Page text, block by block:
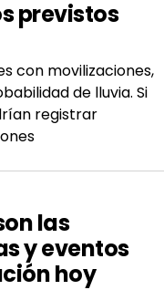
previstos
con movilizaciones,
de lluvia. Si
registrar
las
y eventos
hoy